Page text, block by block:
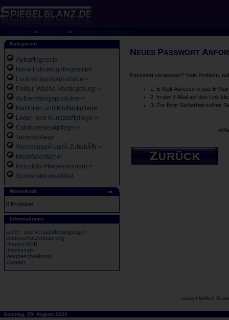
» »
Kategorien
Autopflegesets
Neue Fahrzeugpflegemittel
Lackreinigungsprodukte->
Politur, Wachs, Versiegelung->
Aufbereitungsprodukte->
Mattfolien und Mattlackpflege
Leder- und Kunststoffpflege->
Cabrioverdeckpflege->
Technikpflege
WerkzeugeÂ undÂ ZubehÃ¶r->
Microfasertücher
Petzoldts-Pflegesortiment->
Sonderaktionsartikel
Warenkorb
0 Produkte
Informationen
Liefer- und Versandbedingungen
Datenschutzerklaerung
Unsere AGB
Impressum
Wegbeschreibung
Kontakt
NEUES PASSWORT A
Passwort vergessen? Kein Problem,
1. E-Mail-Adresse in das E-
2. In der E-Mail auf den Link
3. Zur Ihrer Sicherheit sollten
...ausschließlich
Sonntag, 09. August 2026